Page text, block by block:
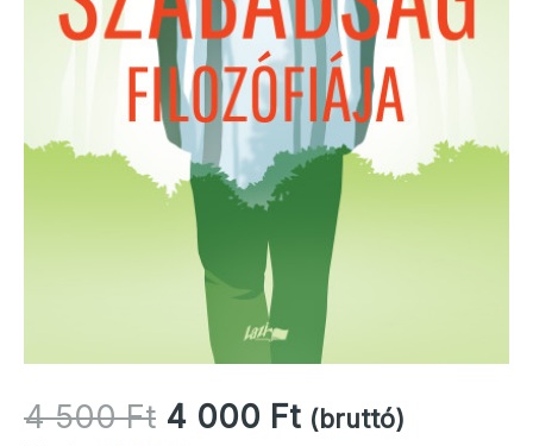
4 500Ft Original
4 000 FtCurrent
(bruttó)